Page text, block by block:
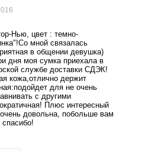
Нью, цвет : темно-
мной связалась
в общении девушка)
дня моя сумка приехала в
службе доставки СДЭК!
кожа,отлично держит
для не очень
с другими
Плюс интересный
довольна, побольше вам
спасибо!